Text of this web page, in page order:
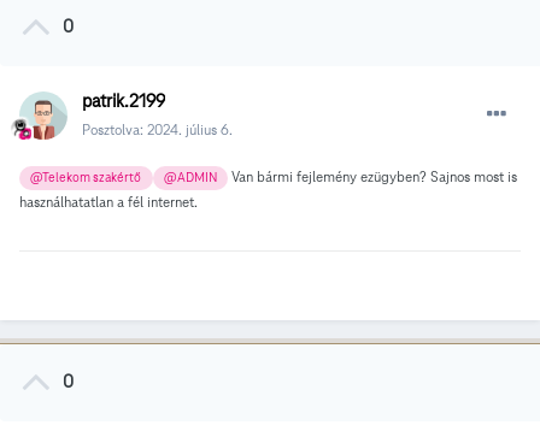
0
patrik.2199
Posztolva: 2024. július 6.
@Telekom szakértő @ADMIN
Van bármi fejlemény ezügyben? Sajnos most is
használhatatlan a fél internet.
0